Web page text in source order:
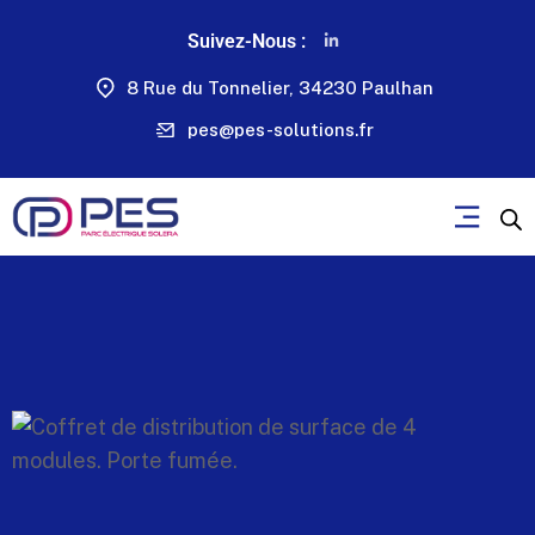
Suivez-Nous :
8 Rue du Tonnelier, 34230 Paulhan
pes@pes-solutions.fr